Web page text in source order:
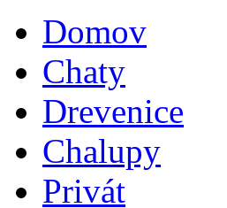
Domov
Chaty
Drevenice
Chalupy
Privát